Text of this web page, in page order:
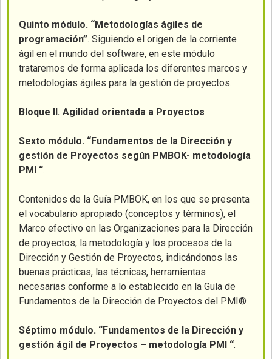
Quinto módulo. “Metodologías ágiles de
programación”. Siguiendo el origen de la corriente
ágil en el mundo del software, en este módulo
trataremos de forma aplicada los diferentes marcos y
metodologías ágiles para la gestión de proyectos.
Bloque II. Agilidad orientada a Proyectos
Sexto módulo. “Fundamentos de la Dirección y
gestión de Proyectos según PMBOK- metodología
PMI “.
Contenidos de la Guía PMBOK, en los que se presenta
el vocabulario apropiado (conceptos y términos), el
Marco efectivo en las Organizaciones para la Dirección
de proyectos, la metodología y los procesos de la
Dirección y Gestión de Proyectos, indicándonos las
buenas prácticas, las técnicas, herramientas
necesarias conforme a lo establecido en la Guía de
Fundamentos de la Dirección de Proyectos del PMI®
Séptimo módulo. “Fundamentos de la Dirección y
gestión ágil de Proyectos – metodología PMI “.